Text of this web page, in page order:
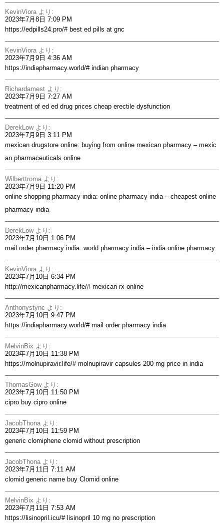
KevinViora より:
2023年7月8日 7:09 PM
https://edpills24.pro/#best ed pills at gnc
KevinViora より:
2023年7月9日 4:36 AM
https://indiapharmacy.world/#indian pharmacy
Richardamest より:
2023年7月9日 7:27 AM
treatment of ed ed drug prices cheap erectile dysfunction
DerekLow より:
2023年7月9日 3:11 PM
mexican drugstore online: buying from online mexican pharmacy – mexic
an pharmaceuticals online
Wilberttroma より:
2023年7月9日 11:20 PM
online shopping pharmacy india: online pharmacy india – cheapest online
pharmacy india
DerekLow より:
2023年7月10日 1:06 PM
mail order pharmacy india: world pharmacy india – india online pharmacy
KevinViora より:
2023年7月10日 6:34 PM
http://mexicanpharmacy.life/#mexican rx online
Anthonystync より:
2023年7月10日 9:47 PM
https://indiapharmacy.world/#mail order pharmacy india
MelvinBix より:
2023年7月10日 11:38 PM
https://molnupiravir.life/#molnupiravir capsules 200 mg price in india
ThomasGow より:
2023年7月10日 11:50 PM
cipro buy cipro online
JacobThona より:
2023年7月10日 11:59 PM
generic clomiphene clomid without prescription
JacobThona より:
2023年7月11日 7:11 AM
clomid generic name buy Clomid online
MelvinBix より:
2023年7月11日 7:53 AM
https://lisinopril.icu/#lisinopril 10 mg no prescription